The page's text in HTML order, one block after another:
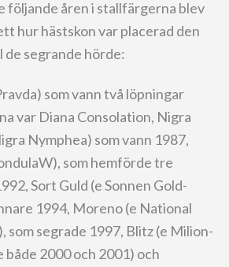
följande åren i stallfärgerna blev
hur hästskon var placerad den
de segrande hörde:
som vann två löpningar
var Diana Consolation, Nigra
Nymphea) som vann 1987,
som hemförde tre
Sort Guld (e Sonnen Gold-
1994, Moreno (e National
som segrade 1997, Blitz (e Milion-
både 2000 och 2001) och